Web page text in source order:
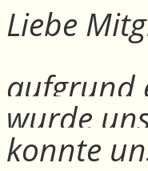
Liebe
aufgrund
wurde
konnte